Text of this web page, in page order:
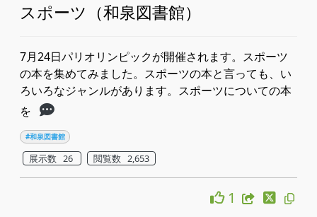
スポーツ（和泉図書館）
7月24日パリオリンピックが開催されます。スポーツ
の本を集めてみました。スポーツの本と言っても、い
ろいろなジャンルがあります。スポーツについての本
を
#和泉図書館
展示数 26 閲覧数 2,653
1